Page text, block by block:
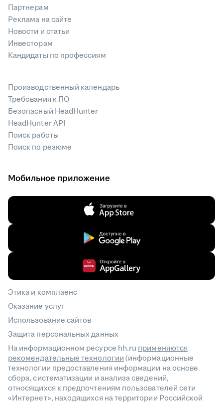
Партнерам
Реклама на сайте
Новости и статьи
Инвесторам
Кандидаты по профессиям
Производственный календарь
Требования к ПО
Безопасный HeadHunter
HeadHunter API
Поиск работы
Поиск по резюме
Мобильное приложение
Этика и комплаенс
Оказание услуг
Использование сайтов
Защита персональных данных
На информационном ресурсе hh.ru применяются
рекомендательные технологии(информационные
технологии предоставления информации на основе
сбора, систематизации и анализа сведений,
относящихся к предпочтениям пользователей сети
«Интернет», находящихся на территории Российской